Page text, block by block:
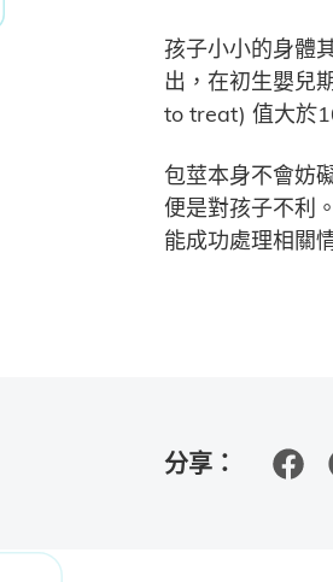
孩子小小的身體
出，在初生嬰兒
to treat) 值大於
包莖本身不會妨
便是對孩子不利
能成功處理相關
分享：